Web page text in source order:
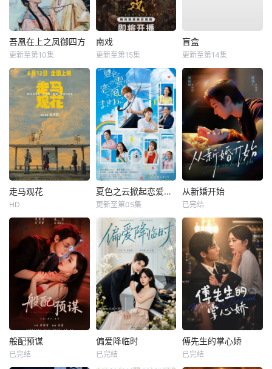
吾凰在上之凤御四方
更新至第10集
南戏
更新至第15集
盲盒
更新至第14集
走马观花
HD
夏色之云掀起恋爱与风暴
更新至第05集
从新婚开始
已完结
般配预谋
已完结
偏爱降临时
已完结
傅先生的掌心娇
已完结